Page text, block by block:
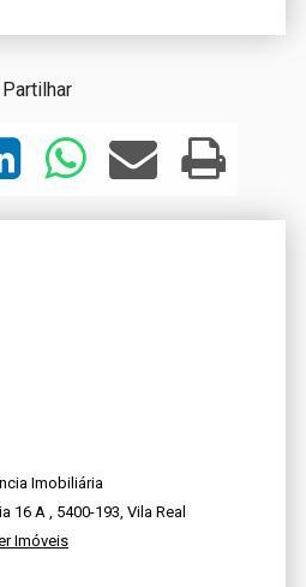
Partilhar
Imobiliária
16 A , 5400-193, Vila Real
Imóveis